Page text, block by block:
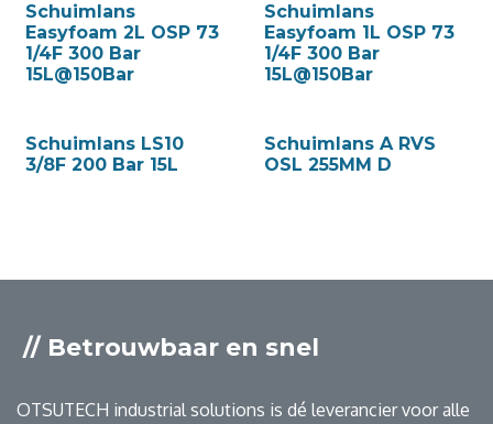
Schuimlans
Easyfoam 2L OSP 73
1/4F 300 Bar
15L@150Bar
Schuimlans
Easyfoam 1L OSP 73
1/4F 300 Bar
15L@150Bar
Schuimlans LS10
3/8F 200 Bar 15L
Schuimlans A RVS
OSL 255MM D
// Betrouwbaar en snel
OTSUTECH industrial solutions is dé leverancier voor alle